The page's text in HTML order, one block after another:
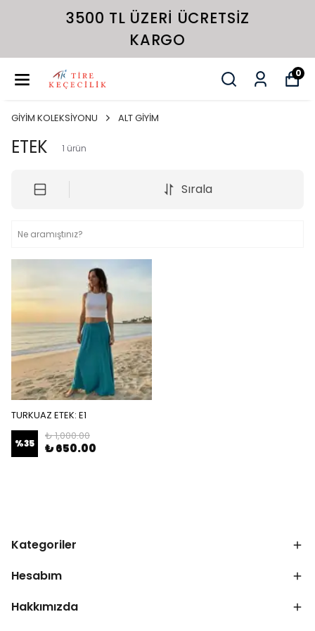
3500 TL ÜZERI ÜCRETSIZ
KARGO
0
GİYİM KOLEKSİYONU ALT GİYİM
ETEK 1 ürün
Sırala
TURKUAZ ETEK: E1
%35
₺ 1,000.00
₺ 650.00
Kategoriler
Hesabım
Hakkımızda